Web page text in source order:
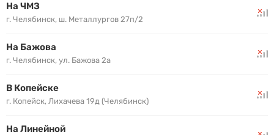
На ЧМЗ
г. Челябинск, ш. Металлургов 27п/2
На Бажова
г. Челябинск, ул. Бажова 2а
В Копейске
г. Копейск, Лихачева 19д (Челябинск)
На Линейной